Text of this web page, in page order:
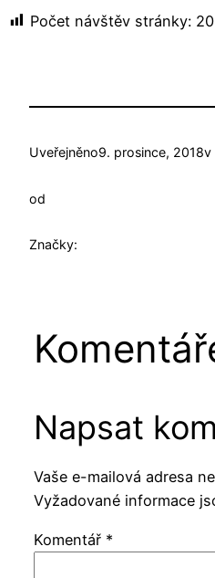
Počet návštěv stránky: 20
Uveřejněno9. prosince, 2018v
od
Značky:
Napsat
Vaše e-mailová adresa
Vyžadované informace
Komentář *